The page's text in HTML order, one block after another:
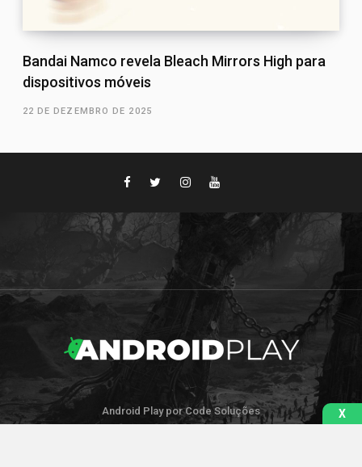
Bandai Namco revela Bleach Mirrors High para
dispositivos móveis
22 DE DEZEMBRO DE 2025
Android Play por Code Soluções X